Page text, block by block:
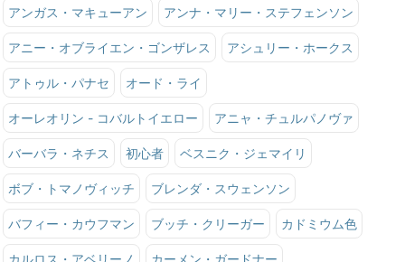
アンガス・マキューアン アンナ・マリー・ステフェンソン
アニー・オブライエン・ゴンザレス アシュリー・ホークス
アトゥル・パナセ オード・ライ
オーレオリン - コバルトイエロー アニャ・チュルパノヴァ
バーバラ・ネチス 初心者 ベスニク・ジェマイリ
ボブ・トマノヴィッチ ブレンダ・スウェンソン
バフィー・カウフマン ブッチ・クリーガー カドミウム色
カルロス・アベリーノ カーメン・ガードナー